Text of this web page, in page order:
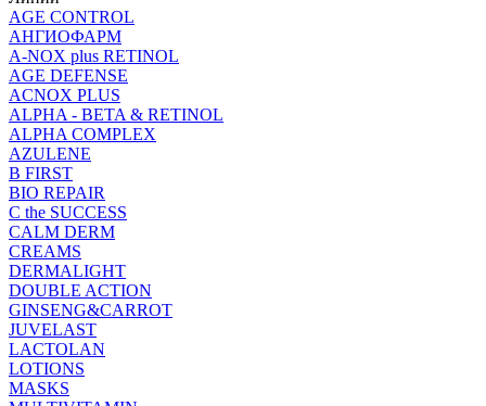
AGE CONTROL
АНГИОФАРМ
A-NOX plus RETINOL
AGE DEFENSE
ACNOX PLUS
ALPHA - BETA & RETINOL
ALPHA COMPLEX
AZULENE
B FIRST
BIO REPAIR
C the SUCCESS
CALM DERM
CREAMS
DERMALIGHT
DOUBLE ACTION
GINSENG&CARROT
JUVELAST
LACTOLAN
LOTIONS
MASKS